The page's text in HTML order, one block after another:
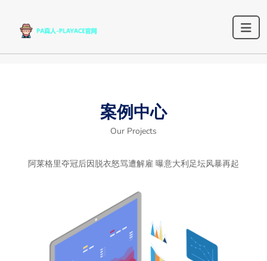
案例中心
Our Projects
阿莱格里夺冠后因脱衣怒骂遭解雇 曝意大利足坛风暴再起